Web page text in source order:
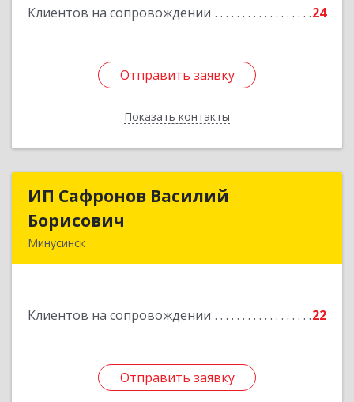
Клиентов на сопровождении 24
Отправить заявку
Показать контакты
Отправить заявку
Назад
ИП Сафронов Василий
Борисович
Минусинск
Клиентов на сопровождении 22
Отправить заявку
ИП Сафронов Василий
Подробнее
Отправить заявку